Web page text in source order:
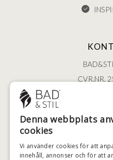
CVR.NR.
2100
+46 (0)79
Denna webbplats
cookies
Vi använder cookies för att
innehåll, annonser och för att